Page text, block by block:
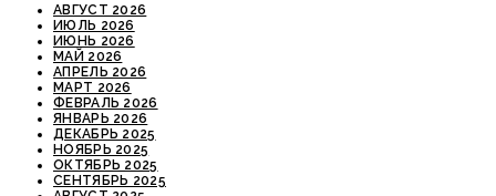
АВГУСТ 2026
ИЮЛЬ 2026
ИЮНЬ 2026
МАЙ 2026
АПРЕЛЬ 2026
МАРТ 2026
ФЕВРАЛЬ 2026
ЯНВАРЬ 2026
ДЕКАБРЬ 2025
НОЯБРЬ 2025
ОКТЯБРЬ 2025
СЕНТЯБРЬ 2025